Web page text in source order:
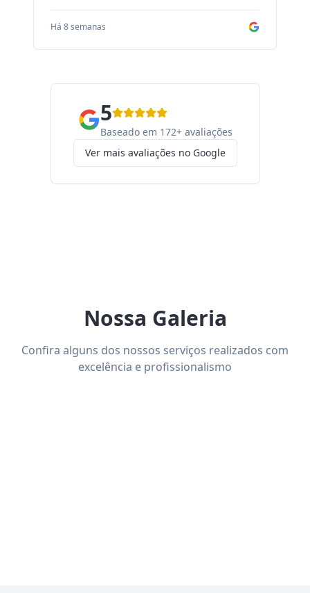
Há 8 semanas
5
Baseado em 172+ avaliações
Ver mais avaliações no Google
Nossa Galeria
Confira alguns dos nossos serviços realizados com
excelência e profissionalismo